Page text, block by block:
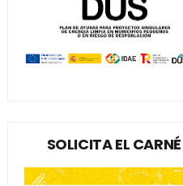
SOLICITA EL